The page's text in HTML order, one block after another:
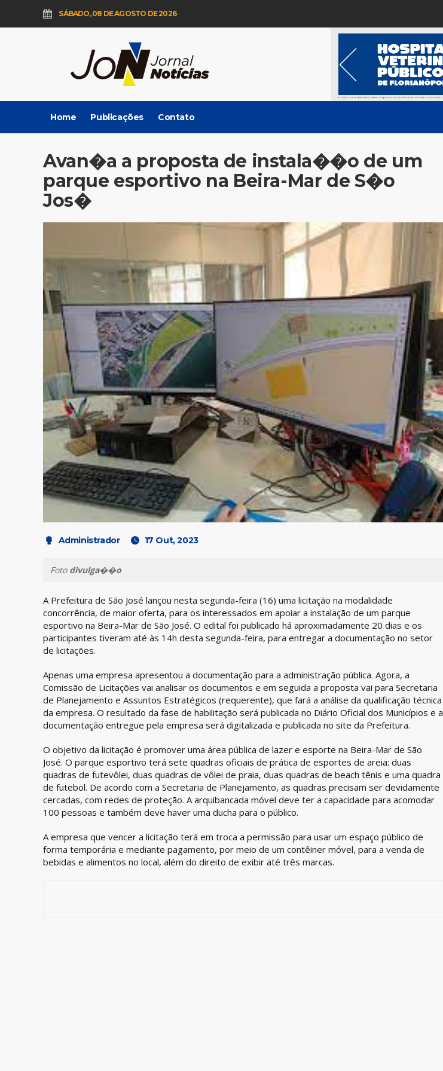
SÁBADO, 08 DE AGOSTO DE 2026
Home Publicações Contato
Avan�a a proposta de instala��o de um
parque esportivo na Beira-Mar de S�o
Jos�
Administrador 17 Out, 2023
Foto divulga��o
A Prefeitura de São José lançou nesta segunda-feira (16) uma licitação na modalidade
concorrência, de maior oferta, para os interessados em apoiar a instalação de um parque
esportivo na Beira-Mar de São José. O edital foi publicado há aproximadamente 20 dias e os
participantes tiveram até às 14h desta segunda-feira, para entregar a documentação no setor
de licitações.
Apenas uma empresa apresentou a documentação para a administração pública. Agora, a
Comissão de Licitações vai analisar os documentos e em seguida a proposta vai para Secretaria
de Planejamento e Assuntos Estratégicos (requerente), que fará a análise da qualificação técnica
da empresa. O resultado da fase de habilitação será publicada no Diário Oficial dos Municípios e a
documentação entregue pela empresa será digitalizada e publicada no site da Prefeitura.
O objetivo da licitação é promover uma área pública de lazer e esporte na Beira-Mar de São
José. O parque esportivo terá sete quadras oficiais de prática de esportes de areia: duas
quadras de futevôlei, duas quadras de vôlei de praia, duas quadras de beach tênis e uma quadra
de futebol. De acordo com a Secretaria de Planejamento, as quadras precisam ser devidamente
cercadas, com redes de proteção. A arquibancada móvel deve ter a capacidade para acomodar
100 pessoas e também deve haver uma ducha para o público.
A empresa que vencer a licitação terá em troca a permissão para usar um espaço público de
forma temporária e mediante pagamento, por meio de um contêiner móvel, para a venda de
bebidas e alimentos no local, além do direito de exibir até três marcas.